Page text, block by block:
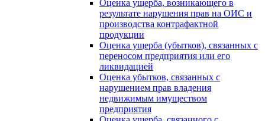
Оценка ущерба, возникающего в
результате нарушения прав на ОИС и
производства контрафактной
продукции
Оценка ущерба (убытков), связанных с
переносом предприятия или его
ликвидацией
Оценка убытков, связанных с
нарушением прав владения
недвижимым имуществом
предприятия